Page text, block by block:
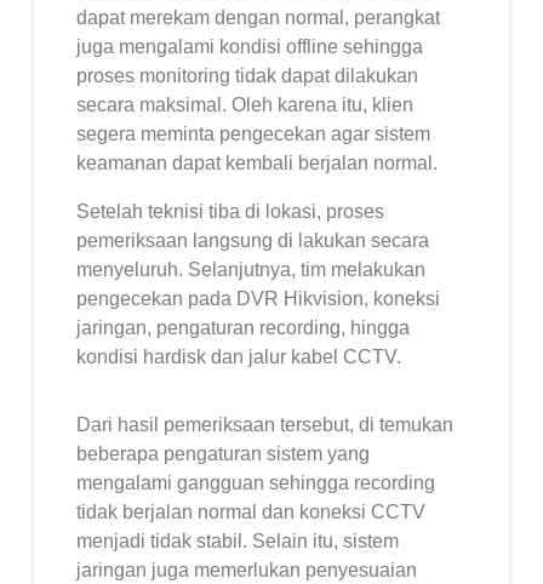
dapat merekam dengan normal, perangkat
juga mengalami kondisi offline sehingga
proses monitoring tidak dapat dilakukan
secara maksimal. Oleh karena itu, klien
segera meminta pengecekan agar sistem
keamanan dapat kembali berjalan normal.
Setelah teknisi tiba di lokasi, proses
pemeriksaan langsung di lakukan secara
menyeluruh. Selanjutnya, tim melakukan
pengecekan pada DVR Hikvision, koneksi
jaringan, pengaturan recording, hingga
kondisi hardisk dan jalur kabel CCTV.
Dari hasil pemeriksaan tersebut, di temukan
beberapa pengaturan sistem yang
mengalami gangguan sehingga recording
tidak berjalan normal dan koneksi CCTV
menjadi tidak stabil. Selain itu, sistem
jaringan juga memerlukan penyesuaian